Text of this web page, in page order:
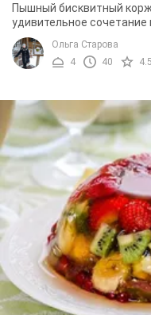
Пышный бисквитный
удивительное сочетание
чаю, простой рецепт из
Ольга Старова
4
40 4.5